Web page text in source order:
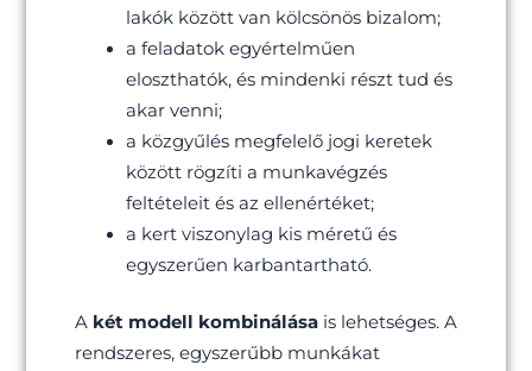
lakók között van kölcsönös bizalom;
a feladatok egyértelműen
eloszthatók, és mindenki részt tud és
akar venni;
a közgyűlés megfelelő jogi keretek
között rögzíti a munkavégzés
feltételeit és az ellenértéket;
a kert viszonylag kis méretű és
egyszerűen karbantartható.
A két modell kombinálásais lehetséges. A
rendszeres, egyszerűbb munkákat